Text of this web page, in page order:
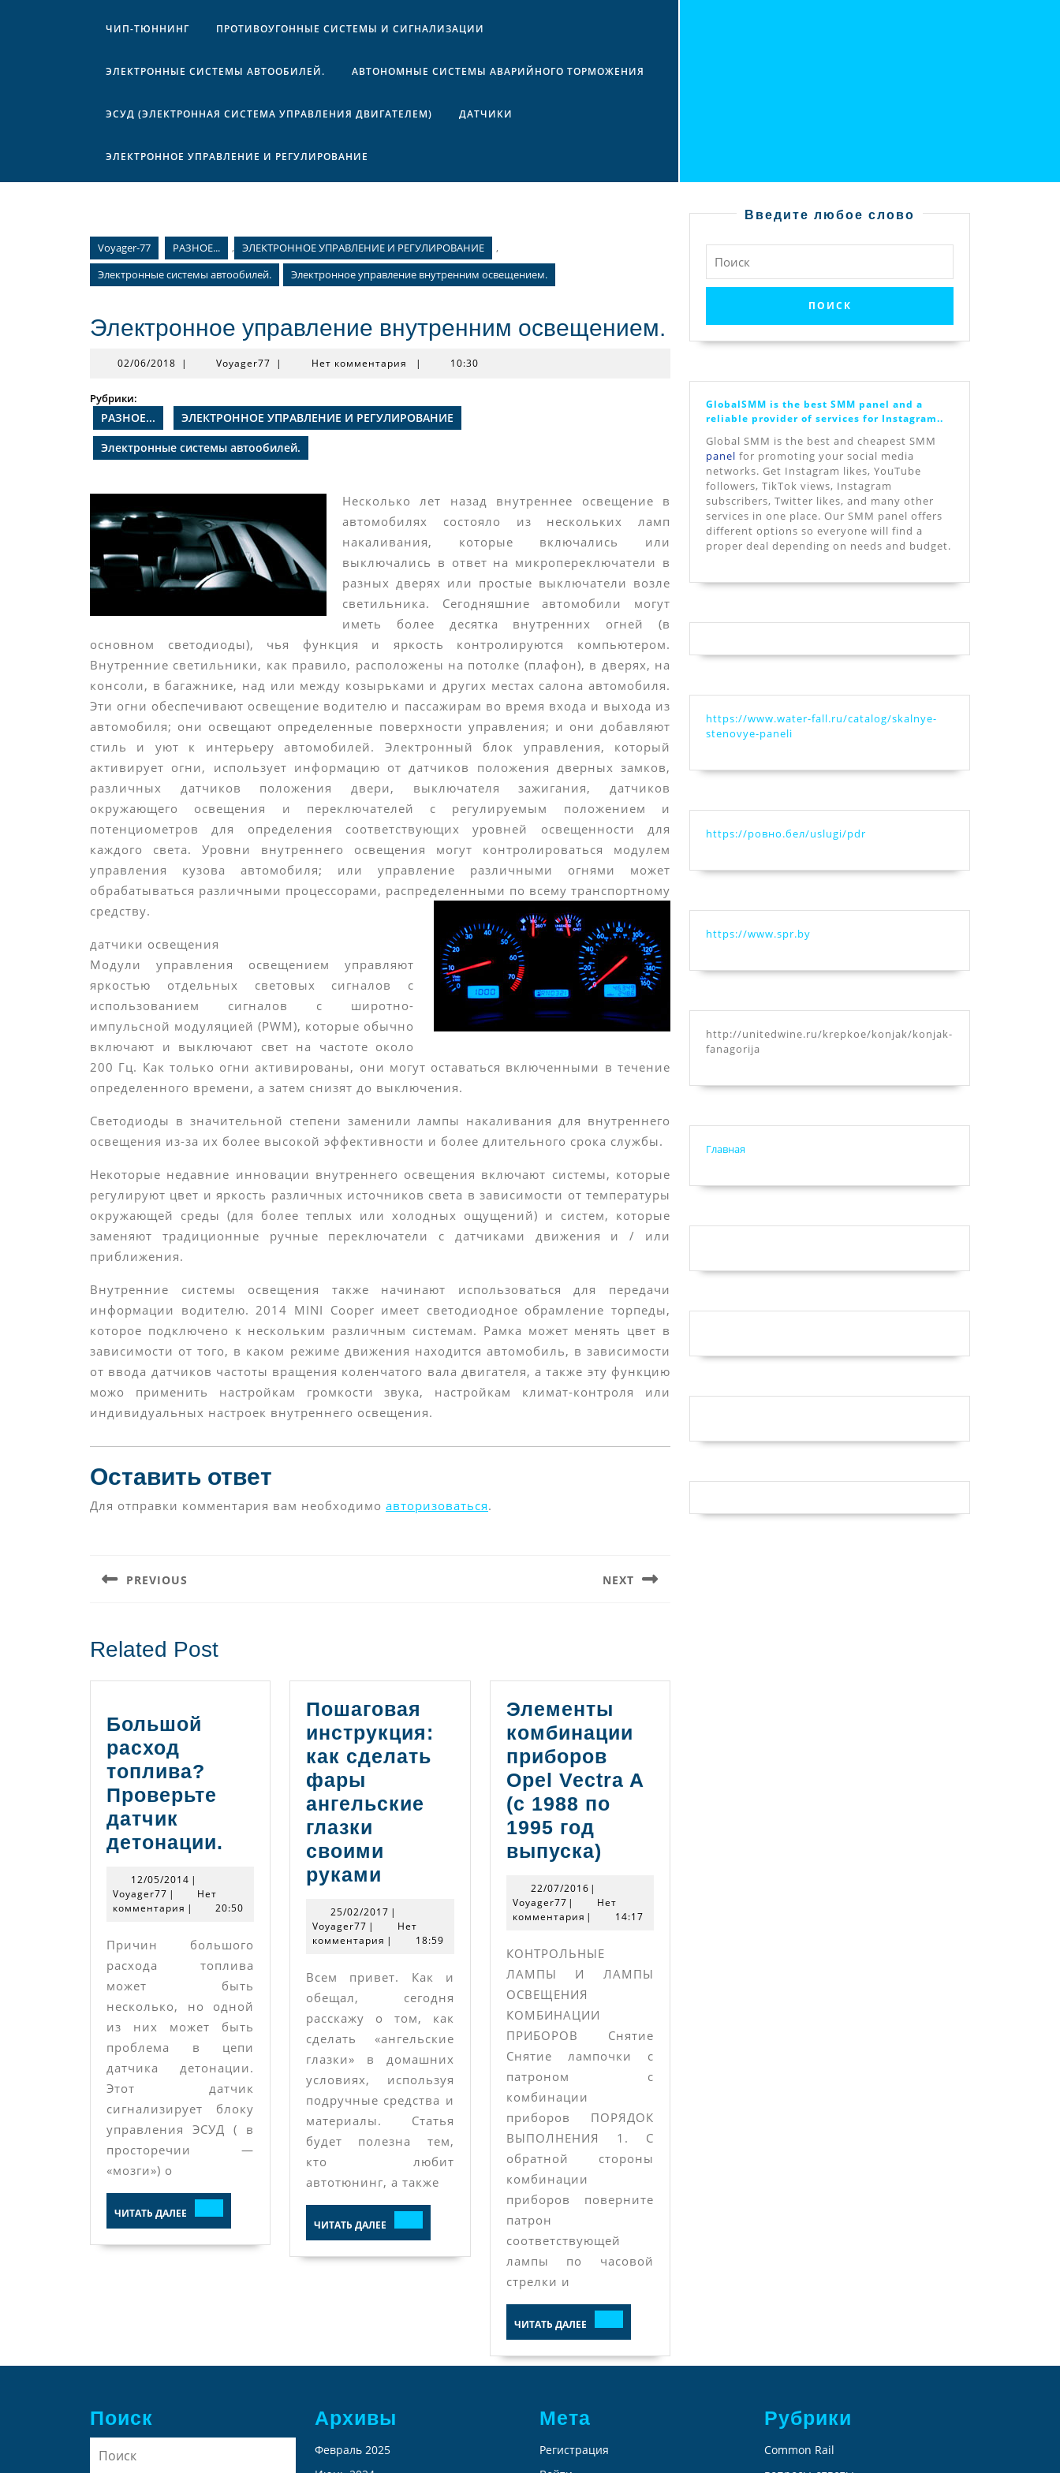
ЧИП-ТЮННИНГ ПРОТИВОУГОННЫЕ СИСТЕМЫ И СИГНАЛИЗАЦИИ
ЭЛЕКТРОННЫЕ СИСТЕМЫ АВТООБИЛЕЙ. АВТОНОМНЫЕ СИСТЕМЫ АВАРИЙНОГО ТОРМОЖЕНИЯ
ЭСУД (ЭЛЕКТРОННАЯ СИСТЕМА УПРАВЛЕНИЯ ДВИГАТЕЛЕМ) ДАТЧИКИ
ЭЛЕКТРОННОЕ УПРАВЛЕНИЕ И РЕГУЛИРОВАНИЕ
Voyager-77 РАЗНОЕ... , ЭЛЕКТРОННОЕ УПРАВЛЕНИЕ И РЕГУЛИРОВАНИЕ
,
Электронные системы автообилей.
Электронное управление внутренним освещением.
Электронное управление внутренним освещением.
02/06/2018 02/06/2018
| Voyager77 Voyager77
| Нет комментария | 10:30
Рубрики:
РАЗНОЕ...
ЭЛЕКТРОННОЕ УПРАВЛЕНИЕ И РЕГУЛИРОВАНИЕ
Электронные системы автообилей.
Несколько лет назад внутреннее освещение в
автомобилях состояло из нескольких ламп
накаливания, которые включались или
выключались в ответ на микропереключатели в
разных дверях или простые выключатели возле
светильника. Сегодняшние автомобили могут
иметь более десятка внутренних огней (в
основном светодиоды), чья функция и яркость контролируются компьютером.
Внутренние светильники, как правило, расположены на потолке (плафон), в дверях, на
консоли, в багажнике, над или между козырьками и других местах салона автомобиля.
Эти огни обеспечивают освещение водителю и пассажирам во время входа и выхода из
автомобиля; они освещают определенные поверхности управления; и они добавляют
стиль и уют к интерьеру автомобилей. Электронный блок управления, который
активирует огни, использует информацию от датчиков положения дверных замков,
различных датчиков положения двери, выключателя зажигания, датчиков
окружающего освещения и переключателей с регулируемым положением и
потенциометров для определения соответствующих уровней освещенности для
каждого света. Уровни внутреннего освещения могут контролироваться модулем
управления кузова автомобиля; или управление различными огнями может
обрабатываться различными процессорами, распределенными по всему транспортному
средству.
датчики освещения
Модули управления освещением управляют
яркостью отдельных световых сигналов с
использованием сигналов с широтно-
импульсной модуляцией (PWM), которые обычно
включают и выключают свет на частоте около
200 Гц. Как только огни активированы, они могут оставаться включенными в течение
определенного времени, а затем снизят до выключения.
Светодиоды в значительной степени заменили лампы накаливания для внутреннего
освещения из-за их более высокой эффективности и более длительного срока службы.
Некоторые недавние инновации внутреннего освещения включают системы, которые
регулируют цвет и яркость различных источников света в зависимости от температуры
окружающей среды (для более теплых или холодных ощущений) и систем, которые
заменяют традиционные ручные переключатели с датчиками движения и / или
приближения.
Внутренние системы освещения также начинают использоваться для передачи
информации водителю. 2014 MINI Cooper имеет светодиодное обрамление торпеды,
которое подключено к нескольким различным системам. Рамка может менять цвет в
зависимости от того, в каком режиме движения находится автомобиль, в зависимости
от ввода датчиков частоты вращения коленчатого вала двигателя, а также эту функцию
можо применить настройкам громкости звука, настройкам климат-контроля или
индивидуальных настроек внутреннего освещения.
Оставить ответ
Для отправки комментария вам необходимо авторизоваться.
по
PREVIOUS NEXT
Related Post
Большой
расход
топлива?
Проверьте
датчик
детонации. Большой
топлива?
Проверьте
детонации.
12/05/2014 12/05/2014
|
Voyager77 Voyager77
|
Нет
комментария | 20:50
Причин большого
расхода топлива
может быть
несколько, но одной
из них может быть
проблема в цепи
датчика детонации.
Этот датчик
сигнализирует блоку
управления ЭСУД ( в
просторечии —
«мозги») о
ЧИТАТЬ ДАЛЕЕ ДАЛЕЕ
Пошаговая
инструкция:
как сделать
фары
ангельские
глазки
своими
руками
как
сделать
фары
ангельские
глазки
своими
руками
25/02/2017 25/02/2017
|
Voyager77 Voyager77
|
Нет
комментария | 18:59
Всем привет. Как и
обещал, сегодня
расскажу о том, как
сделать «ангельские
глазки» в домашних
условиях, используя
подручные средства и
материалы. Статья
будет полезна тем,
кто любит
автотюнинг, а также
ЧИТАТЬ ДАЛЕЕ ДАЛЕЕ
Элементы
комбинации
приборов
Opel Vectra A
(с 1988 по
1995 год
выпуска)
приборов
Opel
Vectra
A
по
1995
выпуска)
22/07/201622/07/2016
|
Voyager77Voyager77
|
Нет
комментария | 14:17
КОНТРОЛЬНЫЕ
ЛАМПЫ И ЛАМПЫ
ОСВЕЩЕНИЯ
КОМБИНАЦИИ
ПРИБОРОВ Снятие
Снятие лампочки с
патроном с
комбинации
приборов ПОРЯДОК
ВЫПОЛНЕНИЯ 1. С
обратной стороны
комбинации
приборов поверните
патрон
соответствующей
лампы по часовой
стрелки и
ЧИТАТЬ ДАЛЕЕДАЛЕЕ
Введите любое слово
GlobalSMM is the best SMM panel and a
reliable provider of services for Instagram..
Global SMM is the best and cheapest SMM
panel for promoting your social media
networks. Get Instagram likes, YouTube
followers, TikTok views, Instagram
subscribers, Twitter likes, and many other
services in one place. Our SMM panel offers
different options so everyone will find a
proper deal depending on needs and budget.
https://www.water-fall.ru/catalog/skalnye-
stenovye-paneli
https://ровно.бел/uslugi/pdr
https://www.spr.by
http://unitedwine.ru/krepkoe/konjak/konjak-
fanagorija
Главная
Поиск Архивы
Февраль 2025
Мета
Регистрация
Рубрики
Common Rail